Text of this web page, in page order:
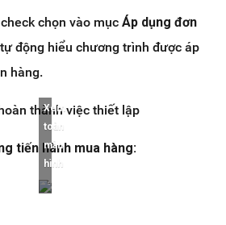
chọn vào mục Áp dụng đơn
động hiểu chương trình được áp
hàng.
thành việc thiết lập
tiến hành mua hàng:
Xem
toàn
màn
hình